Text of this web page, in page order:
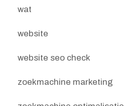
wat
website
website seo check
zoekmachine marketing